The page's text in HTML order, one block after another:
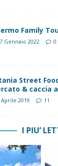
Family
Gennaio 2022 0
Street
& caccia
Aprile 2019 11
I PIU’